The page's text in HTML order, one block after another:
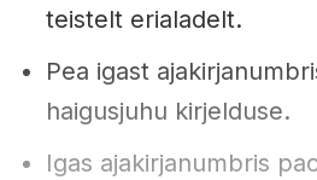
teistelt erialadelt.
Pea igast
haigusjuhu kirjelduse.
Igas ajakirjanumbris